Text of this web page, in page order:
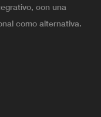
con una
como alternativa.